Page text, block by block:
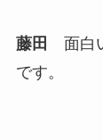
藤田
面白
です。